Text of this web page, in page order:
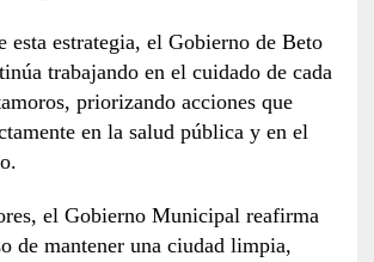
esta estrategia, el Gobierno de Beto
trabajando en el cuidado de cada
priorizando acciones que
en la salud pública y en el
el Gobierno Municipal reafirma
de mantener una ciudad limpia,